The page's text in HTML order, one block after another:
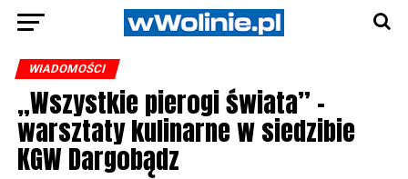
WIADOMOŚCI
„Wszystkie pierogi świata” –
warsztaty kulinarne w siedzibie
KGW Dargobądz